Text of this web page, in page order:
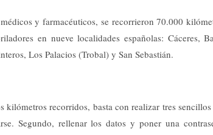
y farmacéuticos, se recorrieron 70.000
en nueve localidades españolas: Cáceres,
Los Palacios (Trobal) y San Sebastián.
kilómetros recorridos, basta con realizar tres
Segundo, rellenar los datos y poner una